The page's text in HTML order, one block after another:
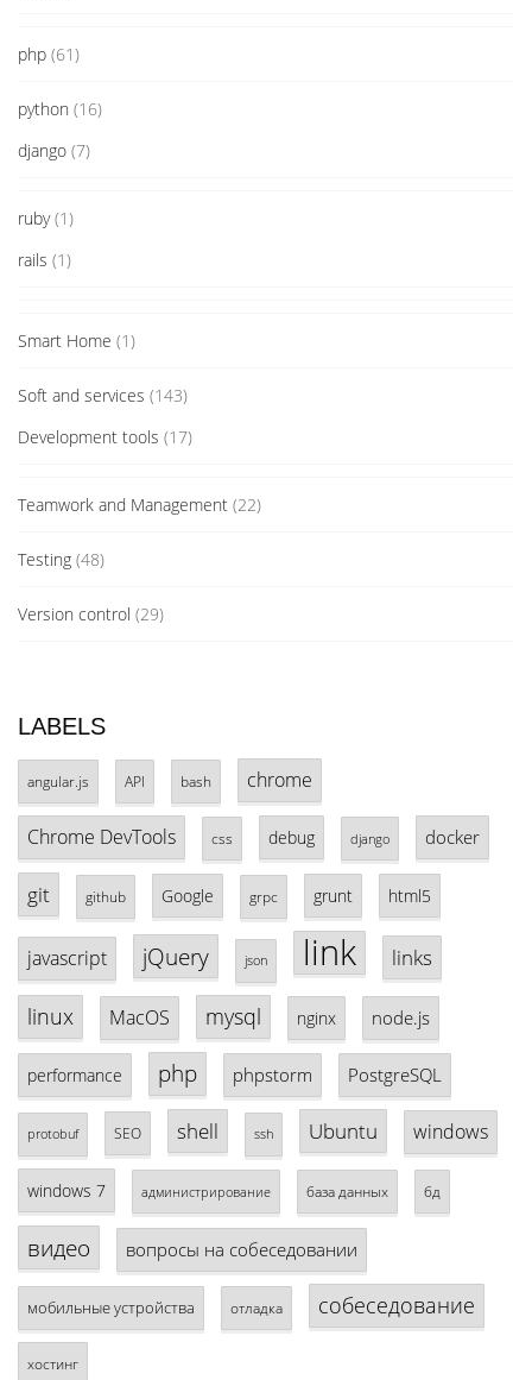
php (61)
python (16)
django (7)
ruby(1)
rails (1)
Smart Home (1)
Soft and services (143)
Development tools (17)
Teamwork and Management (22)
Testing (48)
Version control (29)
LABELS
angular.js API bash chrome
Chrome DevTools css debug django docker
git github Google grpc grunt html5
javascript jQuery json link links
linux MacOS mysql nginx node.js
performance php phpstorm PostgreSQL
protobuf SEO shell ssh Ubuntu windows
windows 7 администрирование база данных бд
видео вопросы на собеседовании
мобильные устройства отладка собеседование
хостинг